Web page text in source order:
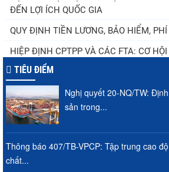
ĐẾN LỢI ÍCH QUỐC GIA
QUY ĐỊNH TIỀN LƯƠNG, BẢO HIỂM,
HIỆP ĐỊNH CPTPP VÀ CÁC FTA: CƠ
TIÊU ĐIỂM
Nghị quyết 20-NQ/TW:
sản trong...
Thông báo 407/TB-VPCP: Tập trung cao
chất...